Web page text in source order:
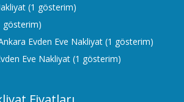
(1 gösterim)
gösterim)
Evden Eve Nakliyat (1 gösterim)
Eve Nakliyat (1 gösterim)